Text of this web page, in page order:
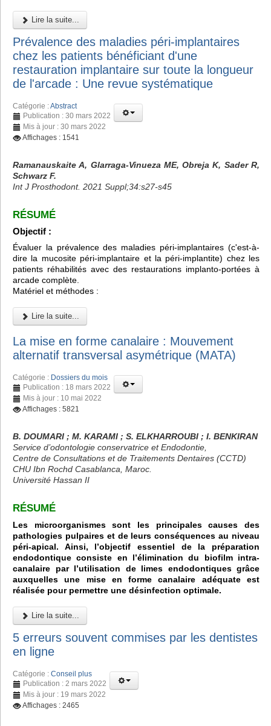
Lire la suite...
Prévalence des maladies péri-implantaires
chez les patients bénéficiant d'une
restauration implantaire sur toute la longueur
de l'arcade : Une revue systématique
Catégorie :Abstract
Publication : 30 mars 2022
Mis à jour : 30 mars 2022
Affichages : 1541
Ramanauskaite A, Glarraga-Vinueza ME, Obreja K, Sader R,
Schwarz F.
Int J Prosthodont. 2021 Suppl;34:s27-s45
RÉSUMÉ
Objectif :
Évaluer la prévalence des maladies péri-implantaires (c'est-à-
dire la mucosite péri-implantaire et la péri-implantite) chez les
patients réhabilités avec des restaurations implanto-portées à
arcade complète.
Matériel et méthodes :
Lire la suite...
La mise en forme canalaire : Mouvement
alternatif transversal asymétrique (MATA)
Catégorie : Dossiers du mois
Publication : 18 mars 2022
Mis à jour : 10 mai 2022
Affichages : 5821
B. DOUMARI ; M. KARAMI ; S. ELKHARROUBI ; I. BENKIRAN
Service d’odontologie conservatrice et Endodontie,
Centre de Consultations et de Traitements Dentaires (CCTD)
CHU Ibn Rochd Casablanca, Maroc.
Université Hassan II
RÉSUMÉ
Les microorganismes sont les principales causes des
pathologies pulpaires et de leurs conséquences au niveau
péri-apical. Ainsi, l’objectif essentiel de la préparation
endodontique consiste en l’élimination du biofilm intra-
canalaire par l’utilisation de limes endodontiques grâce
auxquelles une mise en forme canalaire adéquate est
réalisée pour permettre une désinfection optimale.
Lire la suite...
5 erreurs souvent commises par les dentistes
en ligne
Catégorie : Conseil plus
Publication : 2 mars 2022
Mis à jour : 19 mars 2022
Affichages : 2465